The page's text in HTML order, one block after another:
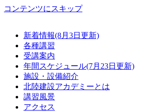
コンテンツにスキップ
新着情報(8月3日更新)
各種講習
受講案内
年間スケジュール(7月23日更新)
施設・設備紹介
北陸建設アカデミーとは
講習風景
アクセス